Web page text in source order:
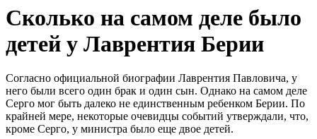
Сколько на самом деле было
детей у Лаврентия Берии
Согласно официальной биографии Лаврентия Павловича, у
него были всего один брак и один сын. Однако на самом деле
Серго мог быть далеко не единственным ребенком Берии. По
крайней мере, некоторые очевидцы событий утверждали, что,
кроме Серго, у министра было еще двое детей.